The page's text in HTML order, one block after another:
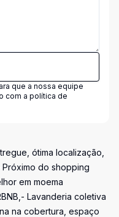
que a nossa equipe
com a política de
ótima localização,
do shopping
em moema
Lavanderia coletiva
na cobertura, espaço